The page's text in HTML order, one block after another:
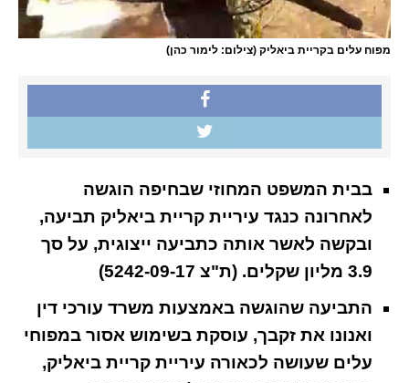
מפוח עלים בקריית ביאליק (צילום: לימור כהן)
בבית המשפט המחוזי שבחיפה הוגשה
לאחרונה כנגד עיריית קריית ביאליק תביעה,
ובקשה לאשר אותה כתביעה ייצוגית, על סך
3.9 מליון שקלים. (ת"צ 5242-09-17)
התביעה שהוגשה באמצעות משרד עורכי דין
ואנונו את זקבך, עוסקת בשימוש אסור במפוחי
עלים שעושה לכאורה עיריית קריית ביאליק,